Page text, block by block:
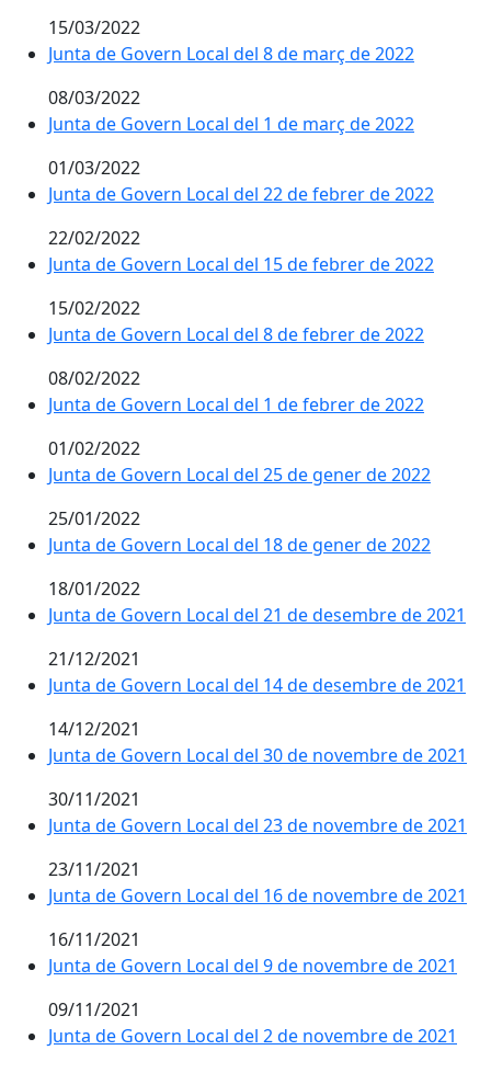
15/03/2022
Junta de Govern Local del 8 de març de 2022
08/03/2022
Junta de Govern Local del 1 de març de 2022
01/03/2022
Junta de Govern Local del 22 de febrer de 2022
22/02/2022
Junta de Govern Local del 15 de febrer de 2022
15/02/2022
Junta de Govern Local del 8 de febrer de 2022
08/02/2022
Junta de Govern Local del 1 de febrer de 2022
01/02/2022
Junta de Govern Local del 25 de gener de 2022
25/01/2022
Junta de Govern Local del 18 de gener de 2022
18/01/2022
Junta de Govern Local del 21 de desembre de 2021
21/12/2021
Junta de Govern Local del 14 de desembre de 2021
14/12/2021
Junta de Govern Local del 30 de novembre de 2021
30/11/2021
Junta de Govern Local del 23 de novembre de 2021
23/11/2021
Junta de Govern Local del 16 de novembre de 2021
16/11/2021
Junta de Govern Local del 9 de novembre de 2021
09/11/2021
Junta de Govern Local del 2 de novembre de 2021